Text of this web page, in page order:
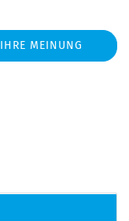
IHRE MEINUNG